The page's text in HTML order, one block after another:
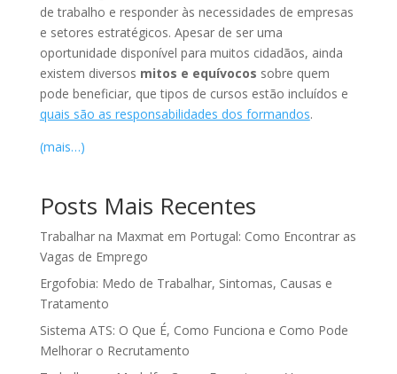
de trabalho e responder às necessidades de empresas
e setores estratégicos. Apesar de ser uma
oportunidade disponível para muitos cidadãos, ainda
existem diversos mitos e equívocos sobre quem
pode beneficiar, que tipos de cursos estão incluídos e
quais são as responsabilidades dos formandos.
(mais…)
Posts Mais Recentes
Trabalhar na Maxmat em Portugal: Como Encontrar as
Vagas de Emprego
Ergofobia: Medo de Trabalhar, Sintomas, Causas e
Tratamento
Sistema ATS: O Que É, Como Funciona e Como Pode
Melhorar o Recrutamento